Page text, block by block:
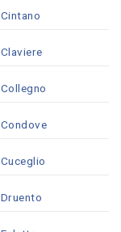
Cintano
Claviere
Collegno
Condove
Cuceglio
Druento